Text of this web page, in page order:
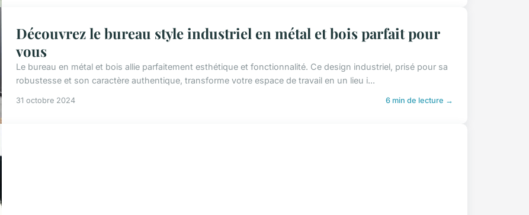
Découvrez le bureau style industriel en métal et bois parfait pour
vous
Le bureau en métal et bois allie parfaitement esthétique et fonctionnalité. Ce design industriel, prisé pour sa
robustesse et son caractère authentique, transforme votre espace de travail en un lieu i...
31 octobre 2024 6 min de lecture →